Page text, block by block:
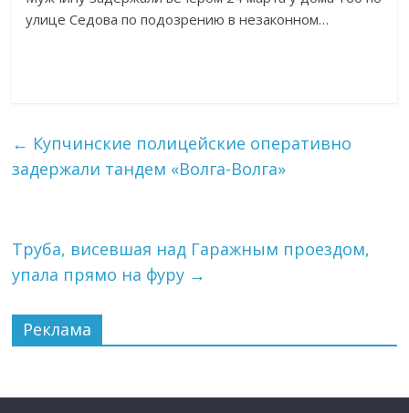
улице Седова по подозрению в незаконном…
← Купчинские полицейские оперативно
задержали тандем «Волга-Волга»
Труба, висевшая над Гаражным проездом,
упала прямо на фуру →
Реклама